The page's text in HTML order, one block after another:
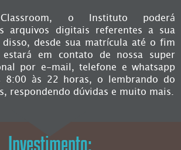
o Instituto poderá
arquivos digitais referentes a sua
desde sua matrícula até o fim
em contato de nossa super
por e-mail, telefone e whatsapp
8:00 às 22 horas, o lembrando do
respondendo dúvidas e muito mais.